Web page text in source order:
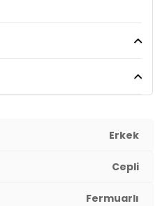
Erkek
Cepli
Fermuarlı